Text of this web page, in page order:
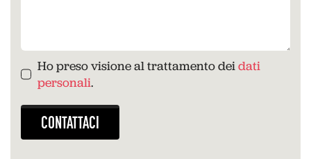
Ho preso visione al trattamento deidati
personali.
CONTATTACI